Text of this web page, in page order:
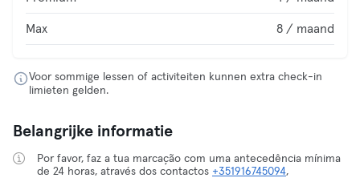
Max 8 / maand
Voor sommige lessen of activiteiten kunnen extra check-in
limieten gelden.
Belangrijke informatie
Por favor, faz a tua marcação com uma antecedência mínima
de 24 horas, através dos contactos +351916745094,